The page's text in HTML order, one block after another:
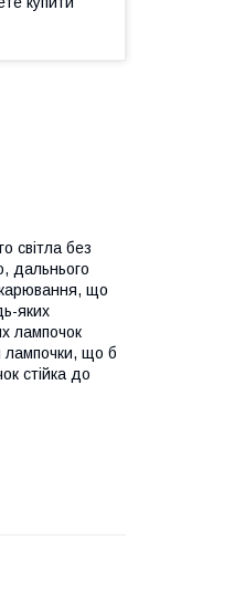
світла без
дальнього
що
яких
лампочок
лампочки, що б
стійка до